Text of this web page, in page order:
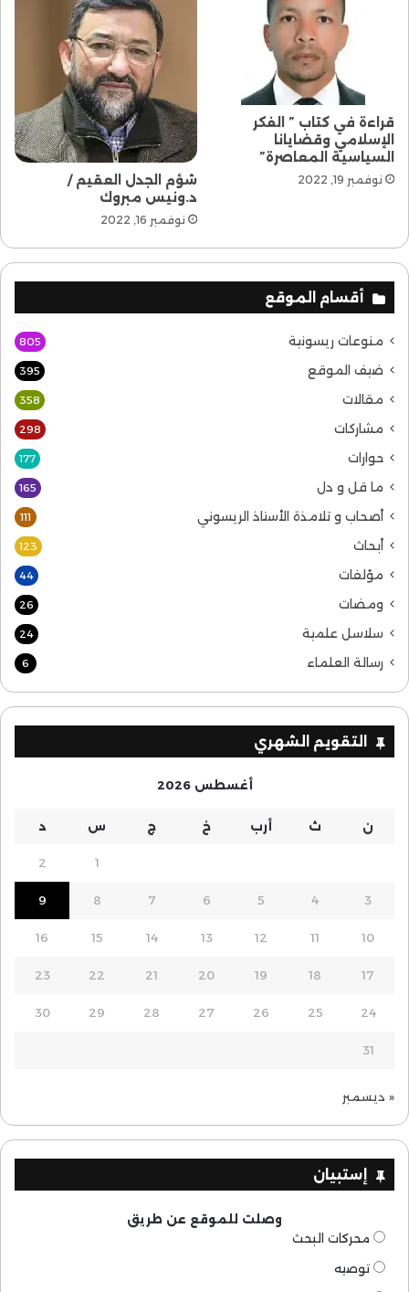
قراءة في كتاب ” الفكر
الإسلامي وقضايانا
السياسية المعاصرة”
نوفمبر 19, 2022
شؤم الجدل العقيم /
د.ونيس مبروك
نوفمبر 16, 2022
أقسام الموقع
منوعات ريسونية 805
ضيف الموقع 395
مقالات 358
مشاركات 298
حوارات 177
ما قل و دل 165
أصحاب و تلامذة الأستاذ الريسوني 111
أبحاث 123
مؤلفات 44
ومضات 26
سلاسل علمية 24
رسالة العلماء 6
التقويم الشهري
أغسطس 2026
ن ث أرب خ ج س د
1
2
3
4
5
6
7
8
9
10
11
12
13
14
15
16
17
18
19
20
21
22
23
24
25
26
27
28
29
30
31
« ديسمبر
إستبيان
وصلت للموقع عن طريق
محركات البحث
توصيه